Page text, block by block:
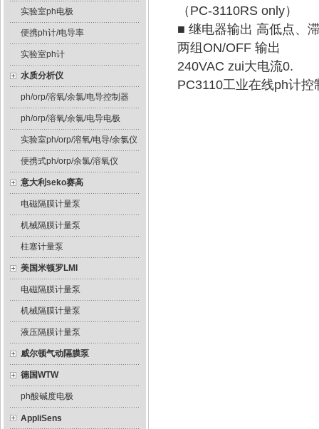
实验室ph电极
便携ph计/电导率
实验室ph计
水质分析仪
ph/orp/溶氧/余氯/电导控制器
ph/orp/溶氧/余氯/电导电极
实验室ph/orp/溶氧/电导/余氯仪
便携式ph/orp/余氯/溶氧仪
意大利seko赛高
电磁隔膜计量泵
机械隔膜计量泵
柱塞计量泵
美国米顿罗LMI
电磁隔膜计量泵
机械隔膜计量泵
液压隔膜计量泵
威尔顿气动隔膜泵
德国WTW
ph酸碱度电极
AppliSens
（PC-3110RS only）
■ 继电器输出 高低点、
两组ON/OFF 输出
240VAC zui大电流0.
PC3110工业在线ph计